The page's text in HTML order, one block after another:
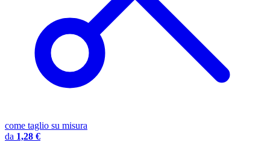
come taglio su misura
da 1,28 €